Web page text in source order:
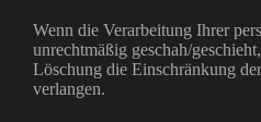
Wenn die Verarbeitung Ihrer
unrechtmäßig geschah/
Löschung die Einschränkung
verlangen.